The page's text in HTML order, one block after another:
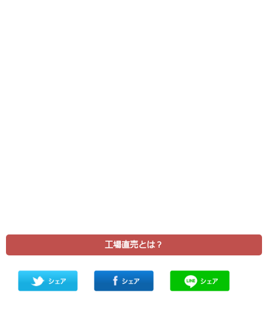
工場直売とは？